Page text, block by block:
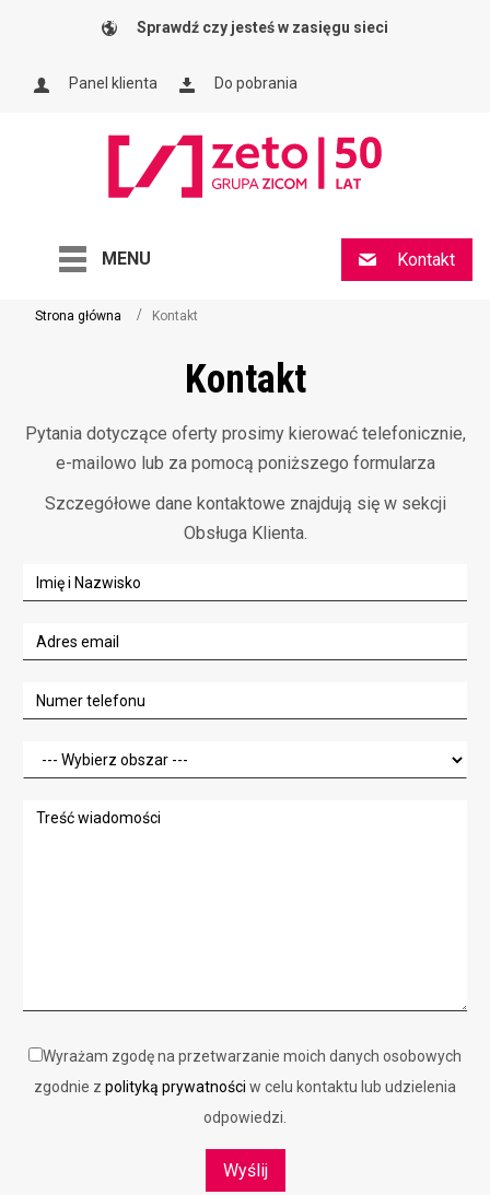
Sprawdź czy jesteś w zasięgu sieci
Panel klienta Do pobrania
Kontakt
MENU
Strona główna Kontakt
Kontakt
Pytania dotyczące oferty prosimy kierować telefonicznie,
e-mailowo lub za pomocą poniższego formularza
Szczegółowe dane kontaktowe znajdują się w sekcji
Obsługa Klienta.
Wyrażam zgodę na przetwarzanie moich danych osobowych
zgodnie z polityką prywatności w celu kontaktu lub udzielenia
odpowiedzi.